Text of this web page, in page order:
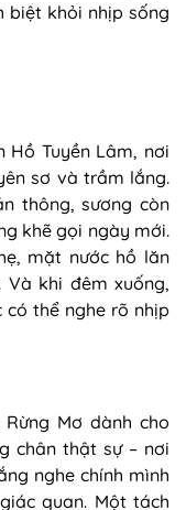
biệt khỏi nhịp sống
Tuyền Lâm, nơi
sơ và trầm lắng.
thông, sương còn
khẽ gọi ngày mới.
mặt nước hồ lăn
khi đêm xuống,
có thể nghe rõ nhịp
Mơ dành cho
chân thật sự – nơi
nghe chính mình
quan. Một tách